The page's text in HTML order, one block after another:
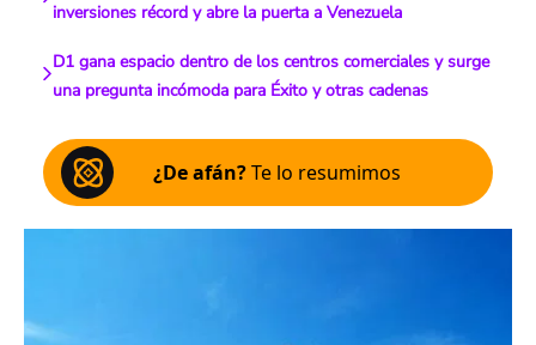
inversiones récord y abre la puerta a Venezuela
D1 gana espacio dentro de los centros comerciales y surge
una pregunta incómoda para Éxito y otras cadenas
¿De afán?Te lo resumimos